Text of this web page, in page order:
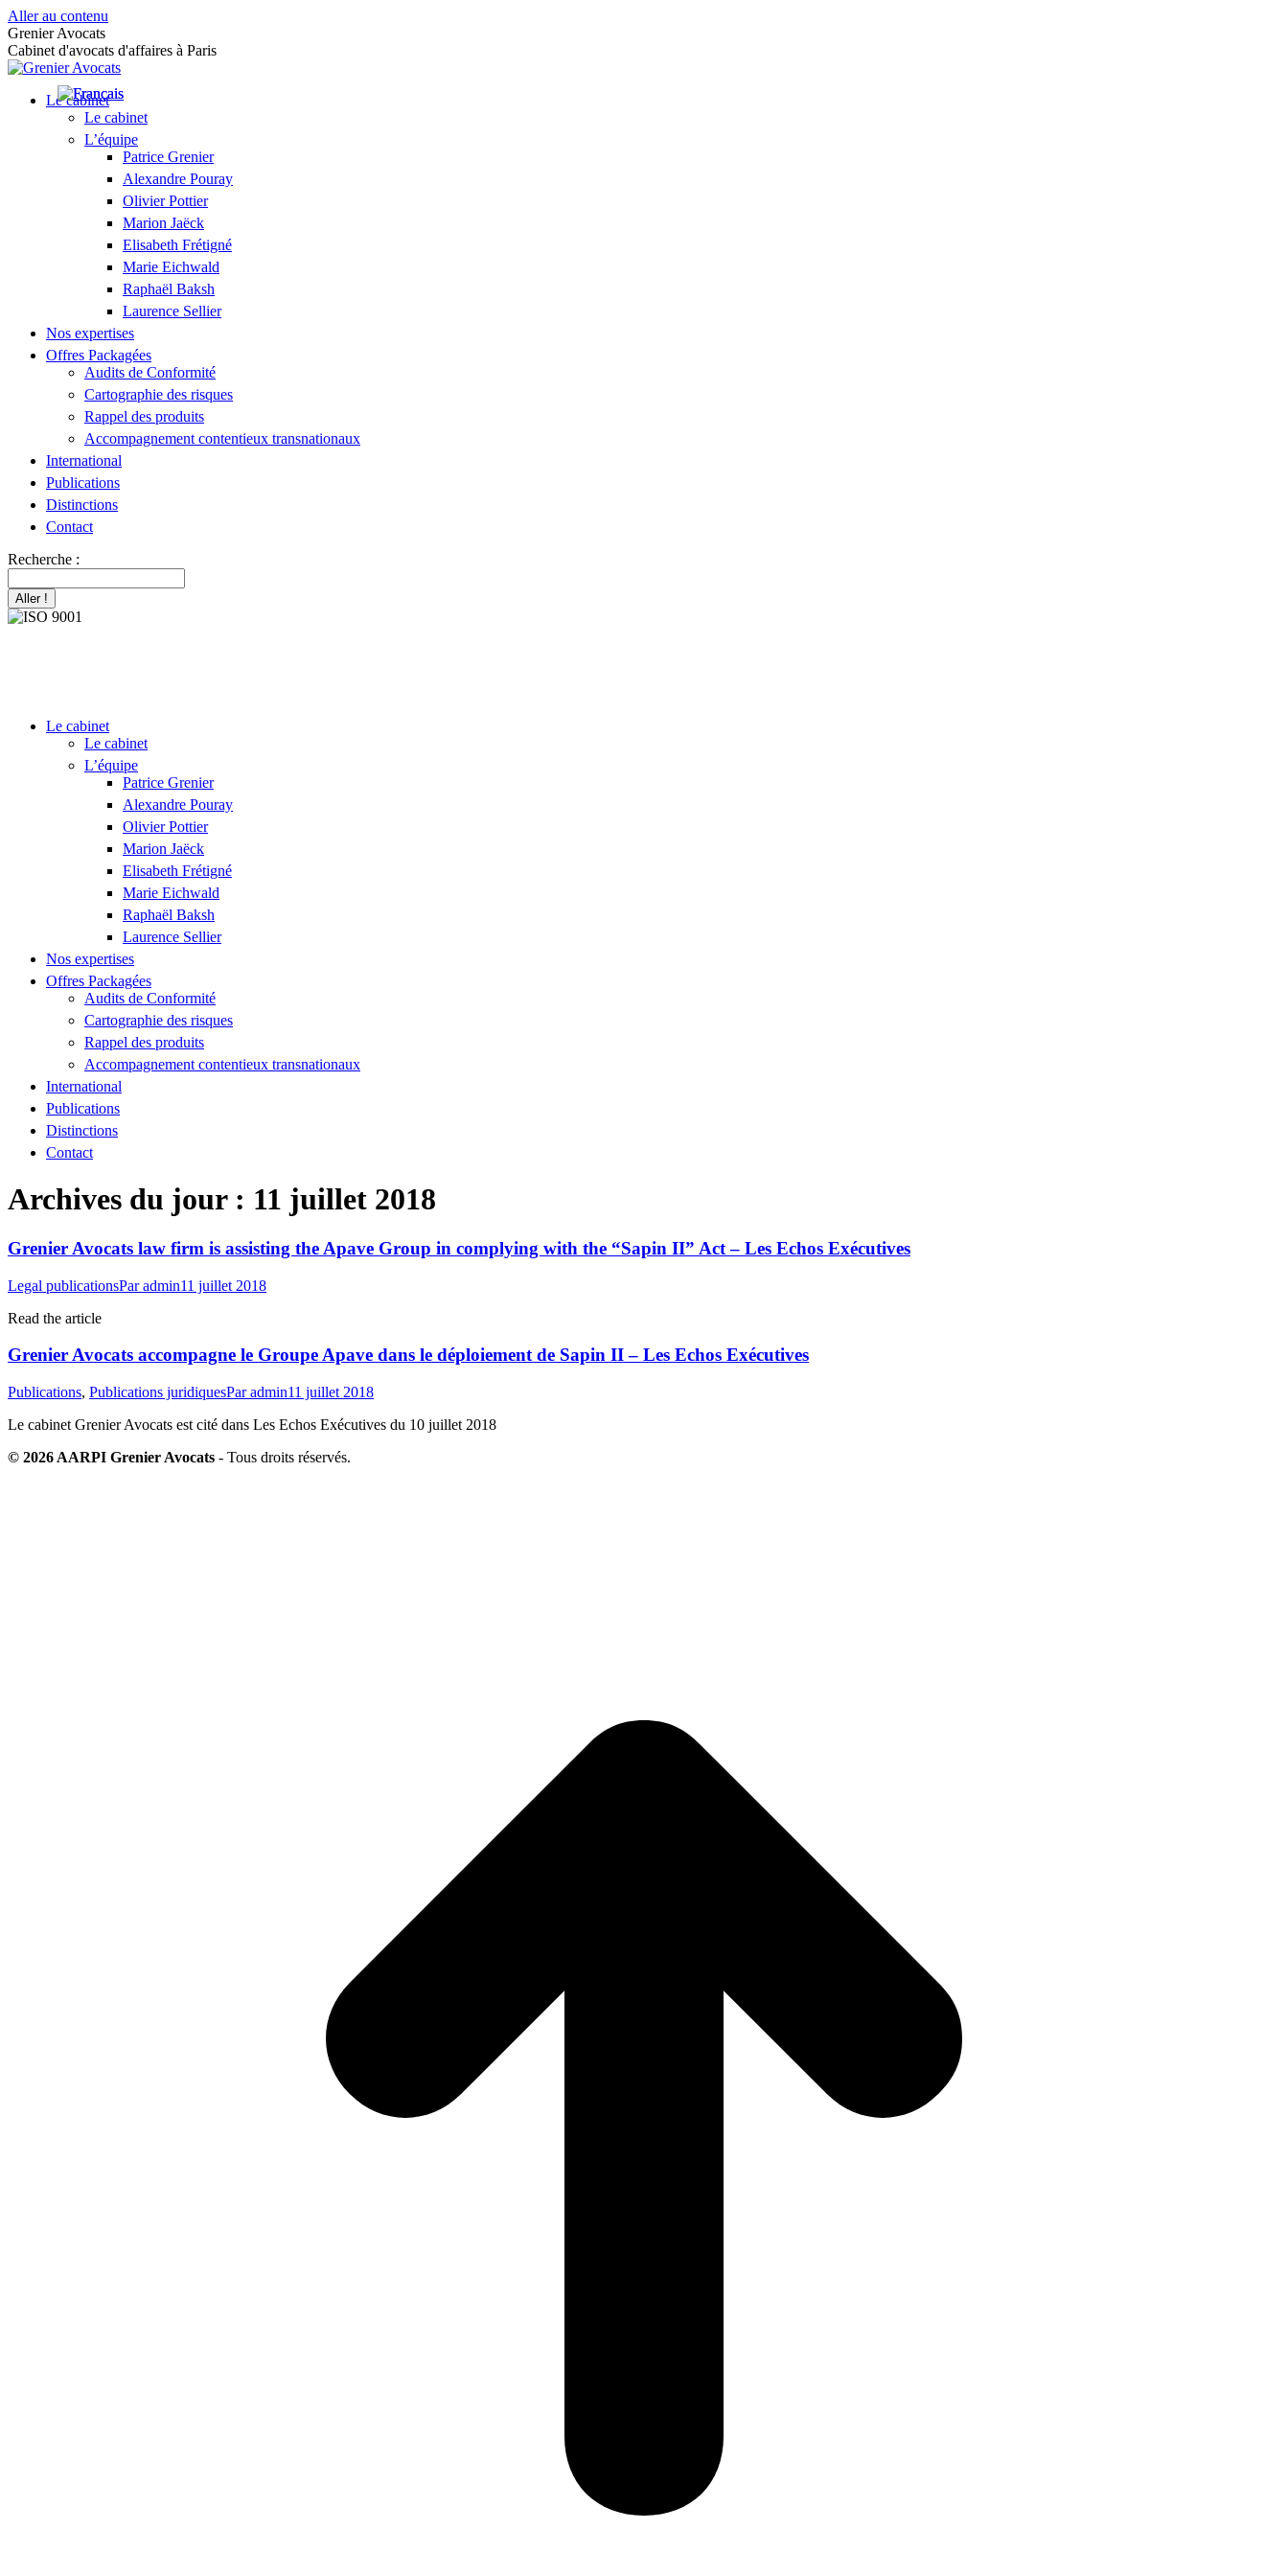
Aller au contenu
Grenier Avocats
Cabinet d'avocats d'affaires à Paris
Le cabinet
Le cabinet
L’équipe
Patrice Grenier
Alexandre Pouray
Olivier Pottier
Marion Jaëck
Elisabeth Frétigné
Marie Eichwald
Raphaël Baksh
Laurence Sellier
Nos expertises
Offres Packagées
Audits de Conformité
Cartographie des risques
Rappel des produits
Accompagnement contentieux transnationaux
International
Publications
Distinctions
Contact
Recherche :
Le cabinet
Le cabinet
L’équipe
Patrice Grenier
Alexandre Pouray
Olivier Pottier
Marion Jaëck
Elisabeth Frétigné
Marie Eichwald
Raphaël Baksh
Laurence Sellier
Nos expertises
Offres Packagées
Audits de Conformité
Cartographie des risques
Rappel des produits
Accompagnement contentieux transnationaux
International
Publications
Distinctions
Contact
Archives du jour : 11 juillet 2018
Grenier Avocats law firm is assisting the Apave Group in complying with the “Sapin II” Act – Les Echos Exécutives
Legal publicationsParadmin11 juillet 2018
Read the article
Grenier Avocats accompagne le Groupe Apave dans le déploiement de Sapin II – Les Echos Exécutives
Publications, Publications juridiquesParadmin11 juillet 2018
Le cabinet Grenier Avocats est cité dans Les Echos Exécutives du 10 juillet 2018
© 2026 AARPI Grenier Avocats - Tous droits réservés.